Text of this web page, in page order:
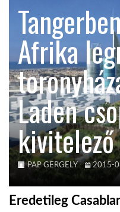
LATIN-AMERIKA
KÖZEL-KELET
AUSZTRÁLIA
A VILÁG ITTHON
MÉDIA
Afrika
Laden
kivitelező
PAP GERGELY 2015-
Eredetileg